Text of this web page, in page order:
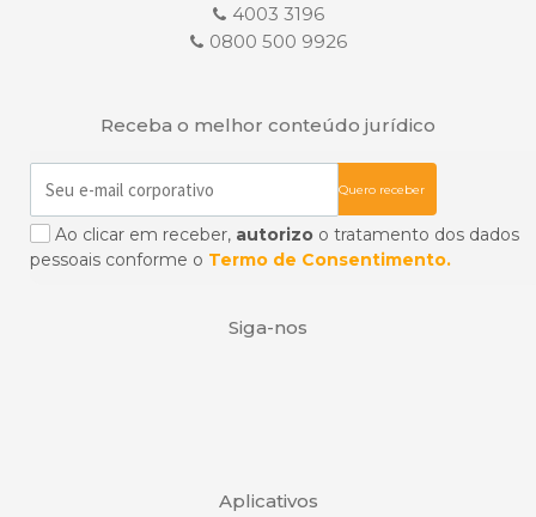
4003 3196
0800 500 9926
Receba o melhor conteúdo jurídico
Ao clicar em receber,autorizo o tratamento dos dados
pessoais conforme o Termo de Consentimento.
Siga-nos
Aplicativos